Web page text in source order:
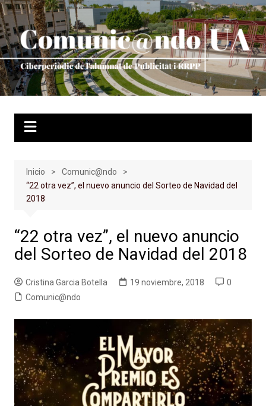
Saltar
al
contenido
Inicio
Comunic@ndo
“22 otra vez”, el nuevo anuncio del Sorteo de Navidad del
2018
“22 otra vez”, el nuevo anuncio
del Sorteo de Navidad del 2018
Cristina Garcia Botella 19 noviembre, 2018
0
Comunic@ndo